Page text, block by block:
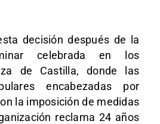
decisión después de la
celebrada en los
de Castilla, donde las
encabezadas por
la imposición de medidas
reclama 24 años